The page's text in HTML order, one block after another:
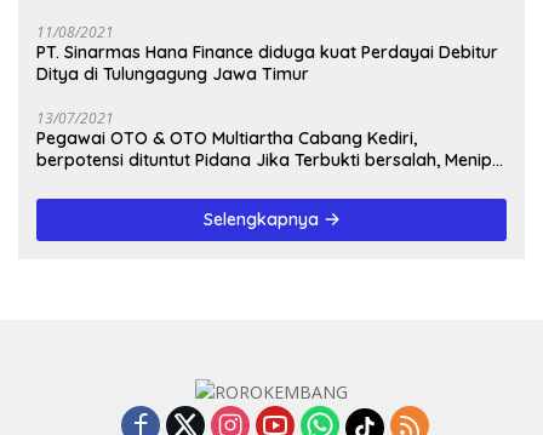
11/08/2021
PT. Sinarmas Hana Finance diduga kuat Perdayai Debitur
Ditya di Tulungagung Jawa Timur
13/07/2021
Pegawai OTO & OTO Multiartha Cabang Kediri,
berpotensi dituntut Pidana Jika Terbukti bersalah, Menipu
Selengkapnya